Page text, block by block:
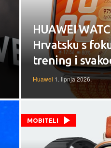
HUAWEI
Hrvatsku s
trening i
Huawei 1. lipnja 2026.
MOBITELI